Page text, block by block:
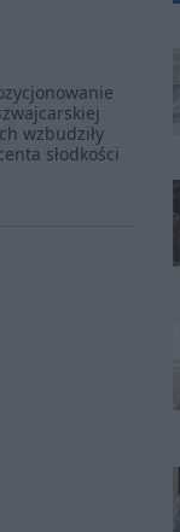
wzbudziły
słodkości